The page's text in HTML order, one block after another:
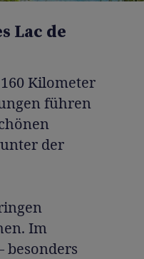
Lac de
Kilometer
führen
der
Im
besonders